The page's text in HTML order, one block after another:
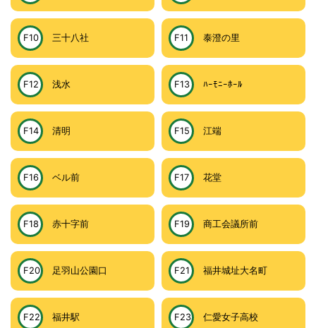
F10 三十八社 F11 泰澄の里
F12 浅水 F13 ﾊｰﾓﾆｰﾎｰﾙ
F14 清明 F15 江端
F16 ベル前 F17 花堂
F18 赤十字前 F19 商工会議所前
F20 足羽山公園口 F21 福井城址大名町
F22 福井駅 F23 仁愛女子高校